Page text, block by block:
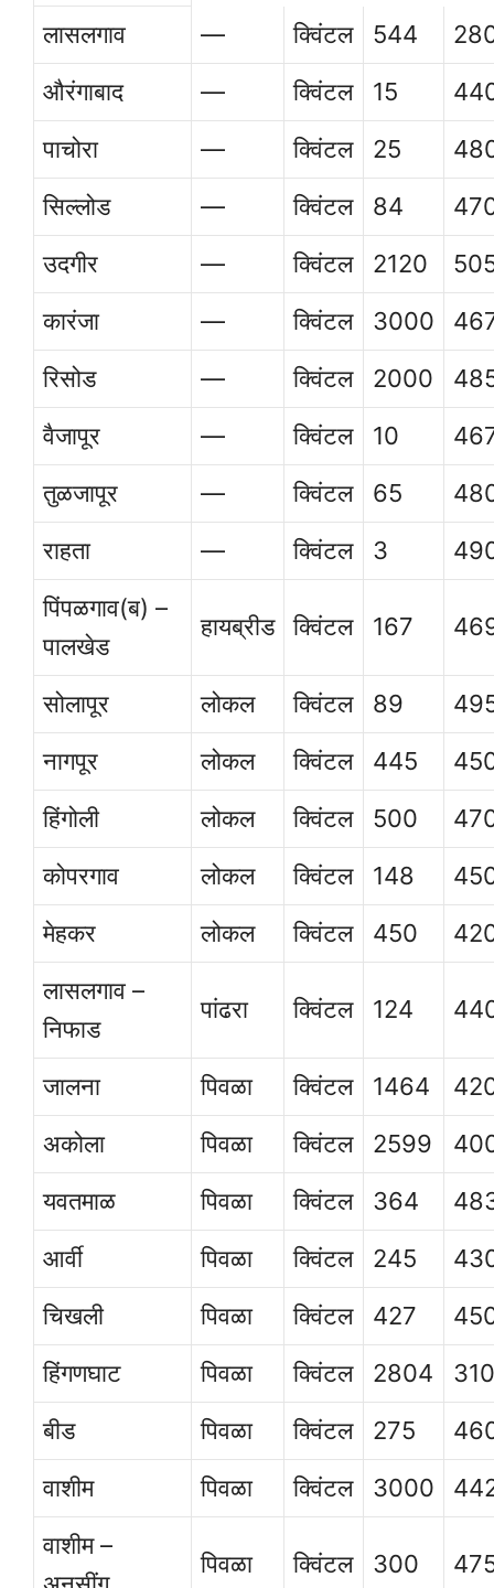
लासलगाव
— क्विंटल 544
औरंगाबाद
— क्विंटल 15
पाचोरा
— क्विंटल 25
सिल्लोड
— क्विंटल 84
उदगीर
— क्विंटल 2120
कारंजा
— क्विंटल 3000
रिसोड
— क्विंटल 2000
वैजापूर
— क्विंटल 10
तुळजापूर
— क्विंटल 65
राहता
— क्विंटल 3
पिंपळगाव(ब) –
पालखेड
हायब्रीड क्विंटल 167
सोलापूर लोकल क्विंटल 89
नागपूर
लोकल क्विंटल 445
हिंगोली
लोकल क्विंटल 500
कोपरगाव
लोकल क्विंटल 148
मेहकर
लोकल क्विंटल 450
लासलगाव –
निफाड
पांढरा क्विंटल 124
जालना पिवळा क्विंटल 1464
अकोला
पिवळा क्विंटल 2599
यवतमाळ
पिवळा क्विंटल 364
आर्वी
पिवळा क्विंटल 245
चिखली
पिवळा क्विंटल 427
हिंगणघाट
पिवळा क्विंटल 2804
बीड
पिवळा क्विंटल 275
वाशीम
पिवळा क्विंटल 3000
वाशीम –
पिवळा क्विंटल 300